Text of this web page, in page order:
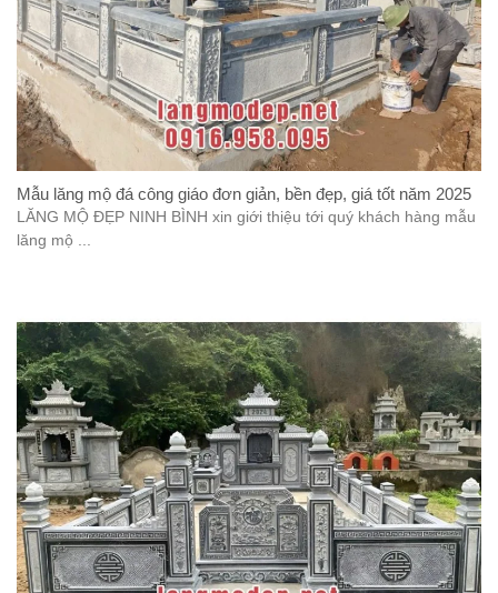
Mẫu lăng mộ đá công giáo đơn giản, bền đẹp, giá tốt năm 2025
LĂNG MỘ ĐẸP NINH BÌNH xin giới thiệu tới quý khách hàng mẫu
lăng mộ ...